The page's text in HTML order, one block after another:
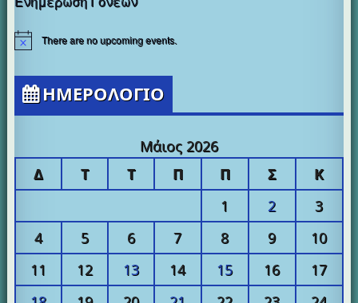
There are no upcoming events.
ΗΜΕΡΟΛΟΓΙΟ
Μάιος 2026
Δ
Τ Τ Π Π Σ
Κ
1
2
3
4
5 6 7 8 9
10
11
12 13 14 15 16
17